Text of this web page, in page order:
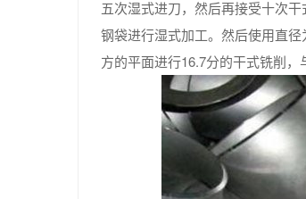
五次湿式进刀，然后再接受十次
钢袋进行湿式加工。然后使用直
方的平面进行16.7分的干式铣削，